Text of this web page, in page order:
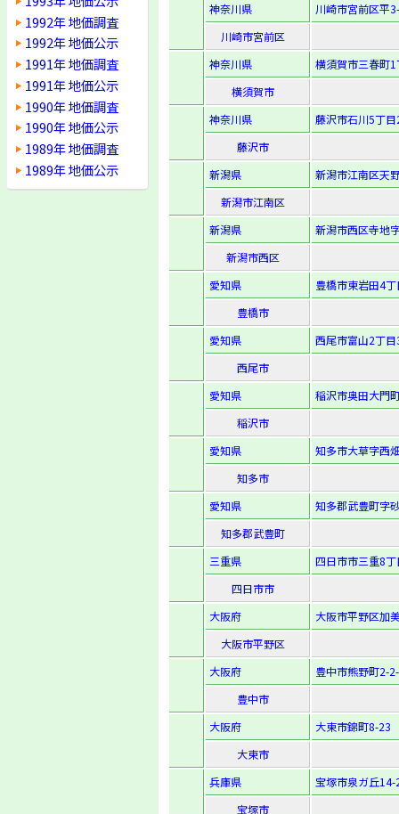
1992年 地価調査
1992年 地価公示
1991年 地価調査
1991年 地価公示
1990年 地価調査
1990年 地価公示
1989年 地価調査
1989年 地価公示
神奈川県
川崎市宮前区平
川崎市宮前区
神奈川県
横須賀市三春町
横須賀市
神奈川県
藤沢市石川5丁
藤沢市
新潟県
新潟市江南区天
新潟市江南区
新潟県
新潟市西区寺地
新潟市西区
愛知県
豊橋市東岩田4
豊橋市
愛知県
西尾市富山2丁
西尾市
愛知県
稲沢市奥田大門
稲沢市
愛知県
知多市大草字西
知多市
愛知県
知多郡武豊町字
知多郡武豊町
三重県
四日市市三重8
四日市市
大阪府
大阪市平野区加
大阪市平野区
大阪府
豊中市熊野町2-
豊中市
大阪府
大東市錦町8-23
大東市
兵庫県
宝塚市泉ガ丘14-
宝塚市